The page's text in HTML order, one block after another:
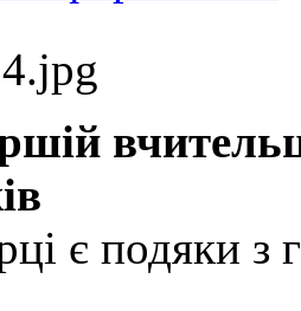
є подяки